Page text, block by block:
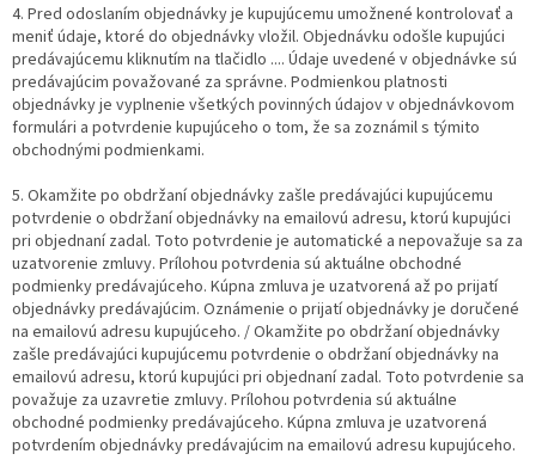
4. Pred odoslaním objednávky je kupujúcemu umožnené kontrolovať a
meniť údaje, ktoré do objednávky vložil. Objednávku odošle kupujúci
predávajúcemu kliknutím na tlačidlo .... Údaje uvedené v objednávke sú
predávajúcim považované za správne. Podmienkou platnosti
objednávky je vyplnenie všetkých povinných údajov v objednávkovom
formulári a potvrdenie kupujúceho o tom, že sa zoznámil s týmito
obchodnými podmienkami.
5. Okamžite po obdržaní objednávky zašle predávajúci kupujúcemu
potvrdenie o obdržaní objednávky na emailovú adresu, ktorú kupujúci
pri objednaní zadal. Toto potvrdenie je automatické a nepovažuje sa za
uzatvorenie zmluvy. Prílohou potvrdenia sú aktuálne obchodné
podmienky predávajúceho. Kúpna zmluva je uzatvorená až po prijatí
objednávky predávajúcim. Oznámenie o prijatí objednávky je doručené
na emailovú adresu kupujúceho. / Okamžite po obdržaní objednávky
zašle predávajúci kupujúcemu potvrdenie o obdržaní objednávky na
emailovú adresu, ktorú kupujúci pri objednaní zadal. Toto potvrdenie sa
považuje za uzavretie zmluvy. Prílohou potvrdenia sú aktuálne
obchodné podmienky predávajúceho. Kúpna zmluva je uzatvorená
potvrdením objednávky predávajúcim na emailovú adresu kupujúceho.